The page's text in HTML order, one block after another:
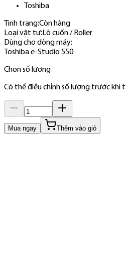
Toshiba
Tình trạng:Còn hàng
Loại vật tư: Lô cuốn / Roller
Dùng cho dòng máy:
Toshiba e-Studio 550
Chọn số lượng
Có thể điều chỉnh số lượng trước khi
Mua ngay Thêm vào giỏ